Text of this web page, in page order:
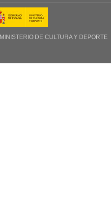
MINISTERIO DE CULTURA Y DEPORTE